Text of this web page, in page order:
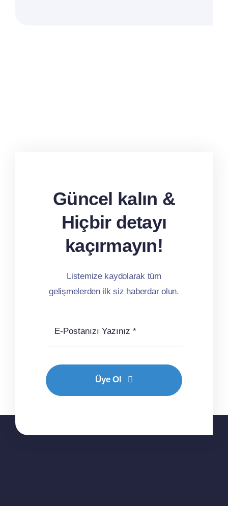
Güncel kalın &
Hiçbir detayı
kaçırmayın!
Listemize kaydolarak tüm
gelişmelerden ilk siz haberdar olun.
Üye Ol